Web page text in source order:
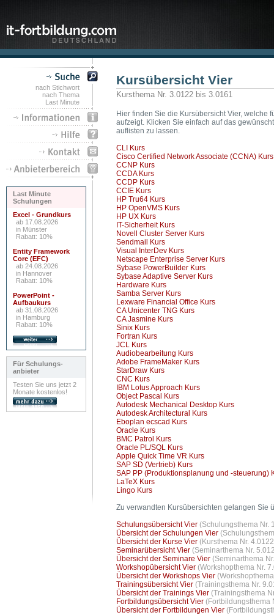
nach Stichwort
nach Thema
Last Minute
Last Minute
Schulungen
Excel - Grundkurs
ab 17.08.2026
in Münster
Rabatt: 10%
Entity Framework
Core (EFC)
ab 24.08.2026
in Hannover
Rabatt: 10%
PowerPoint -
Aufbaukurs
ab 31.08.2026
in Hamburg
Rabatt: 10%
Für Schulungs-
anbieter
Testen Sie uns jetzt 2
Monate kostenlos!
Kursübersicht Vier
Kursthema Nr. 3.0122 bis 3.0161
Hier finden Sie die Kursübersicht Vier, welche
aufzeigt. Klicken Sie einfach auf das
auflisten zu lassen.
CLI Kurs
Cisco Certified Network Associate (CCNA) Kurs
CCNP Kurs
CCDA Kurs
CCDP Kurs
CCIE Kurs
HP Tru64 Kurs
HP OpenVMS Kurs
HP UX Kurs
IT-Sicherheit Kurs
Novell Cluster Server Kurs
Sendmail Kurs
Visual InterDev Kurs
Netscape Enterprise Server Kurs
Sybase PowerBuilder Kurs
Sybase Adaptive Server Kurs
Hardware Kurs
Samba Server Kurs
Lexware Financial Office Kurs
CA Unicenter TNG Kurs
CA Jasmine Kurs
Sinix Kurs
Fortran Kurs
JCL Kurs
Audiobearbeitung Kurs
Adobe FrameMaker Kurs
StarDraw Kurs
CNC Kurs
IBM Lotus Approach Kurs
Object Pascal Kurs
Autodesk Mechanical Desktop Kurs
Autodesk Architectural Kurs
Eboplan ecscad Kurs
Oracle Kurs
BMC Patrol Kurs
Oracle PL/SQL Kurs
Apple Quick Time VR Kurs
SAP SD (Vertrieb) Kurs
SAP PP (Produktionsplanung und -steuerung)
LaTeX Kurs
Lingo Kurs
Zu verwandten Kursübersichten gelangen Sie
Schulungsübersicht Vier (Schulungsthema Nr.
Übersicht der Schulungen Vier
Übersicht der Kurse Vier (Kursthema Nr.
Seminarübersicht Vier (Seminarthema Nr.
Übersicht der Seminare Vier (Seminarthema
Workshopübersicht Vier (Workshopthema Nr.
Übersicht der Workshops Vier
Trainingsübersicht Vier (Trainingsthema Nr.
Übersicht der Trainings Vier (Trainingsthema
Fortbildungsübersicht Vier (Fortbildungsthema
Übersicht der Fortbildungen Vier